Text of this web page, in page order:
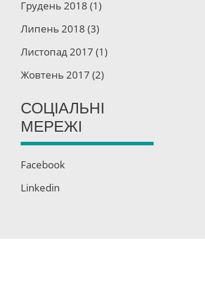
Грудень 2018 (1)
Липень 2018 (3)
Листопад 2017 (1)
Жовтень 2017 (2)
СОЦІАЛЬНІ
МЕРЕЖІ
Facebook
Linkedin